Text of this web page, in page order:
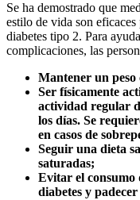
Se ha demostrado que
estilo de vida son
diabetes tipo 2. Para
complicaciones, las
Mantener un
Ser físicamente
actividad regular
los días. Se
en casos de
Seguir una dieta
saturadas;
Evitar el consumo
diabetes y